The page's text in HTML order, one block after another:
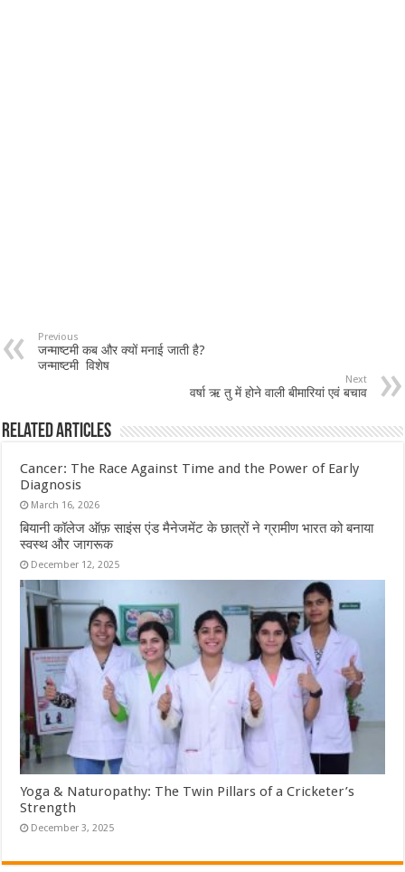
Previous
जन्माष्टमी कब और क्यों मनाई जाती है?
जन्माष्टमी विशेष
Next
वर्षा ऋ तु में होने वाली बीमारियां एवं बचाव
Related Articles
Cancer: The Race Against Time and the Power of Early
Diagnosis
March 16, 2026
बियानी कॉलेज ऑफ़ साइंस एंड मैनेजमेंट के छात्रों ने ग्रामीण भारत को बनाया
स्वस्थ और जागरूक
December 12, 2025
Yoga & Naturopathy: The Twin Pillars of a Cricketer’s
Strength
December 3, 2025